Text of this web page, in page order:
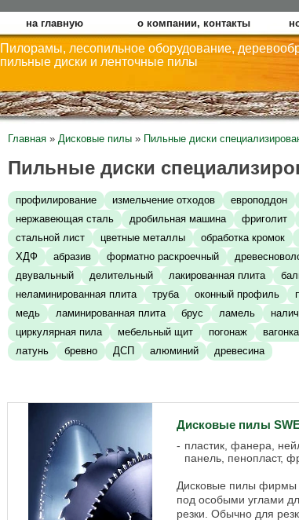
на главную о компании, контакты
Пилорамы, лесопильное оборудование,
пильные диски и ленточные пилы
Главная » Дисковые пилы » Пильные диски
Пильные диски
профилирование измельчение отходов европоддон
нержавеющая сталь
дробильная машина фриголит
стальной лист
цветные металлы обработка кромок
ХДФ
абразив форматно раскроечный
двувальный
делительный лакированная плита
неламинированная плита
труба оконный профиль
медь
ламинированная плита брус ламель
циркулярная пила
мебельный щит погонаж вагонка
латунь
бревно ДСП алюминий древесина
Дисковые пилы
пластик, фанера,
панель, пенопласт,
Дисковые пилы фирмы
под особыми углами
резки. Обычно для